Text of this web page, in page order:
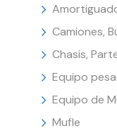
Camiones,
Chasis,
Equipo
Equipo de
Mufle